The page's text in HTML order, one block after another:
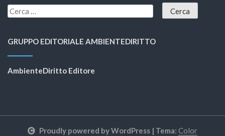
GRUPPO EDITORIALE AMBIENTEDIRITTO
AmbienteDiritto Editore
Proudly powered by WordPress | Tema: Color